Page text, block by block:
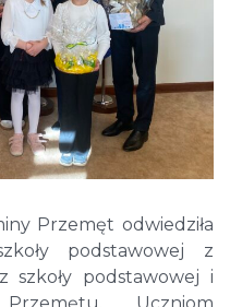
Przemęt odwiedziła
podstawowej z
szkoły podstawowej i
Uczniom